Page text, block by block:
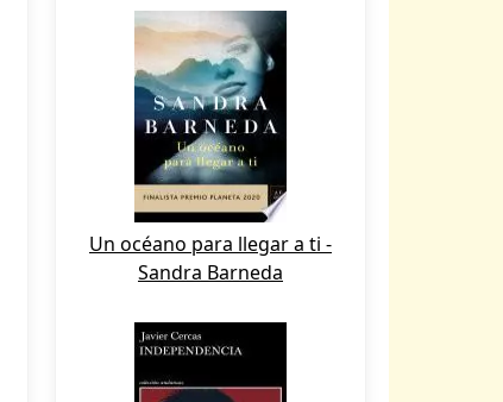
Un océano para llegar a ti -
Sandra Barneda